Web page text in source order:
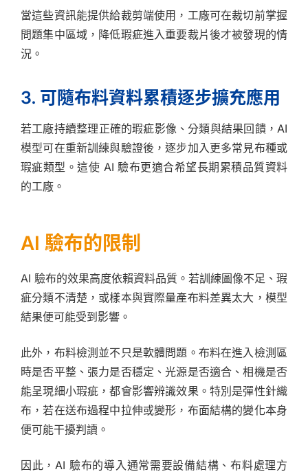
當這些資訊能提供給裁剪端使用，工廠可在裁切前掌握
問題集中區域，降低瑕疵進入重要裁片後才被發現的情
況。
3. 可隨布料資料累積逐步擴充應用
若工廠持續整理正確的瑕疵影像、分類與結果回饋，AI
模型可在重新訓練與驗證後，逐步加入更多常見布種或
瑕疵類型。這使 AI 驗布更適合希望長期累積品質資料
的工廠。
AI 驗布的限制
AI 驗布的效果高度依賴資料品質。若訓練圖像不足、瑕
疵分類不清楚，或樣本與實際量產布料差異太大，模型
結果便可能受到影響。
此外，布料檢測並不只是軟體問題。布料在進入檢測區
時是否平整、張力是否穩定、光源是否適合、相機是否
能呈現細小瑕疵，都會影響辨識效果。特別是彈性針織
布，若在送布過程中拉伸或變形，布面結構的變化本身
便可能干擾判讀。
因此，AI 驗布的導入通常需要設備結構、布料處理方